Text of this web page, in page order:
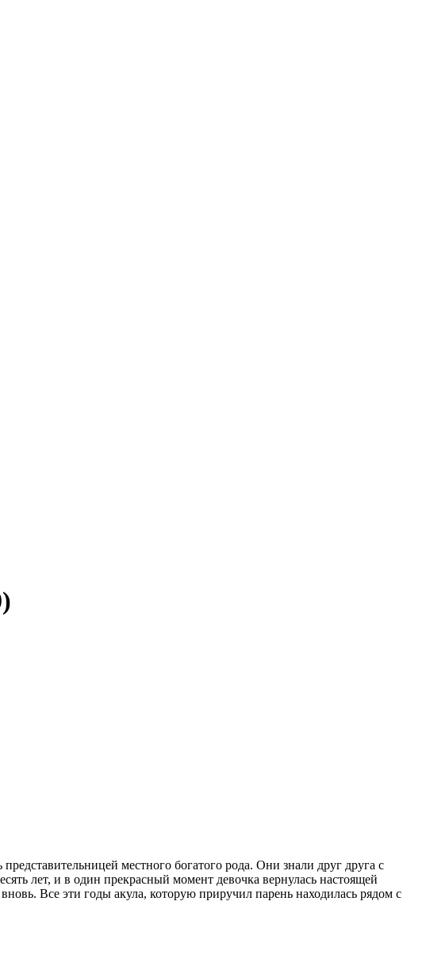
местного богатого рода. Они знали друг друга с
лет, и в один прекрасный момент девочка вернулась настоящей
Все эти годы акула, которую приручил парень находилась рядом с